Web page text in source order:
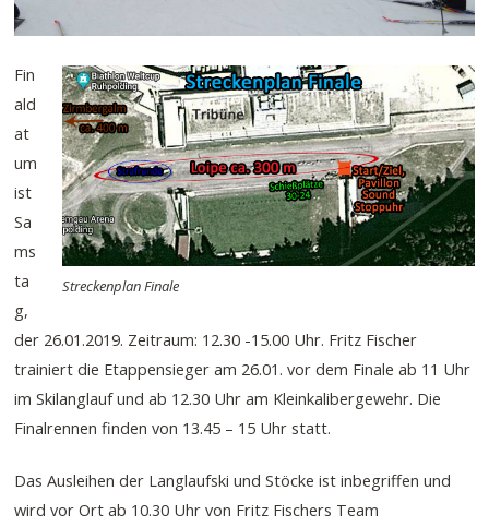
Streckenplan Finale
Fin
ald
at
um
ist
Sa
ms
ta
g,
der 26.01.2019. Zeitraum: 12.30 -15.00 Uhr. Fritz Fischer
trainiert die Etappensieger am 26.01. vor dem Finale ab 11 Uhr
im Skilanglauf und ab 12.30 Uhr am Kleinkalibergewehr. Die
Finalrennen finden von 13.45 – 15 Uhr statt.
Das Ausleihen der Langlaufski und Stöcke ist inbegriffen und
wird vor Ort ab 10.30 Uhr von Fritz Fischers Team